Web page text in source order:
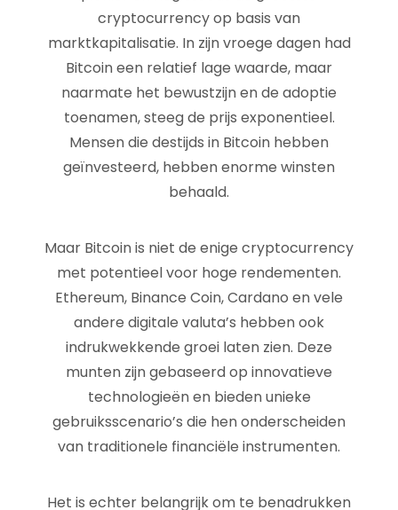
cryptocurrency op basis van
marktkapitalisatie. In zijn vroege dagen had
Bitcoin een relatief lage waarde, maar
naarmate het bewustzijn en de adoptie
toenamen, steeg de prijs exponentieel.
Mensen die destijds in Bitcoin hebben
geïnvesteerd, hebben enorme winsten
behaald.
Maar Bitcoin is niet de enige cryptocurrency
met potentieel voor hoge rendementen.
Ethereum, Binance Coin, Cardano en vele
andere digitale valuta’s hebben ook
indrukwekkende groei laten zien. Deze
munten zijn gebaseerd op innovatieve
technologieën en bieden unieke
gebruiksscenario’s die hen onderscheiden
van traditionele financiële instrumenten.
Het is echter belangrijk om te benadrukken